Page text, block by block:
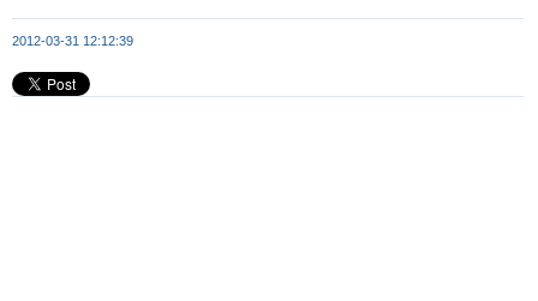
2012-03-31 12:12:39